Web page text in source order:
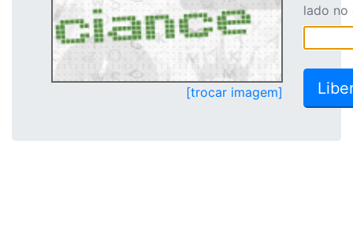
[trocar imagem]
lado no